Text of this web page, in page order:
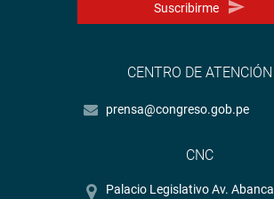
Suscribirme
CENTRO DE ATENCIÓN
prensa@congreso.gob.pe
CNC
Palacio Legislativo Av.